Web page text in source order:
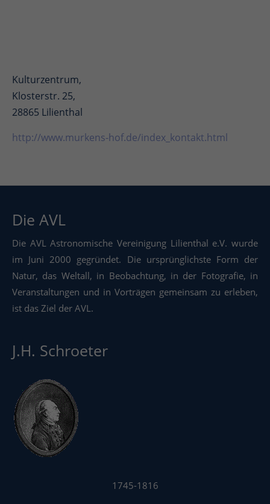
Kulturzentrum,
Klosterstr. 25,
28865 Lilienthal
http://www.murkens-hof.de/index_kontakt.html
Die AVL
Die AVL Astronomische Vereinigung Lilienthal e.V. wurde
im Juni 2000 gegründet. Die ursprünglichste Form der
Natur, das Weltall, in Beobachtung, in der Fotografie, in
Veranstaltungen und in Vorträgen gemeinsam zu erleben,
ist das Ziel der AVL.
J.H. Schroeter
1745-1816